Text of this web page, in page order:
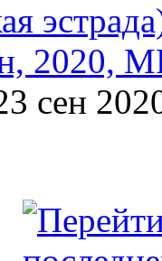
2020,
сен